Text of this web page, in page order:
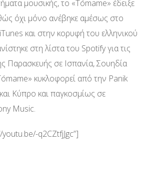
μουσικής, το «Τómame» έδειξε
όχι μόνο ανέβηκε αμέσως στο
και στην κορυφή του ελληνικού
στη λίστα του Spotify για τις
Παρασκευής σε Ισπανία, Σουηδία
κυκλοφορεί από την Panik
Κύπρο και παγκοσμίως σε
Music.
q2CZtfjJgc”]